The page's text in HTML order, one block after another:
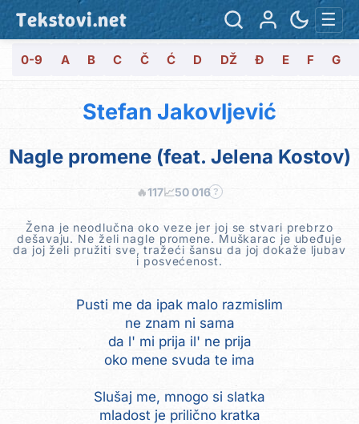
Tekstovi.net ☰
0-9 A B C Č Ć D DŽ Đ E F G
Stefan Jakovljević
Nagle promene (feat. Jelena Kostov)
🔥117📈50 016 ?
Žena je neodlučna oko veze jer joj se stvari prebrzo
dešavaju. Ne želi nagle promene. Muškarac je ubeđuje
da joj želi pružiti sve, tražeći šansu da joj dokaže ljubav
i posvećenost.
Pusti me da ipak malo razmislim
ne znam ni sama
da l' mi prija il' ne prija
oko mene svuda te ima
Slušaj me, mnogo si slatka
mladost je prilično kratka